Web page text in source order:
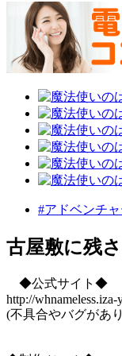
#アドベンチ
古屋敷に残
◆公式サイト◆
http://whnameless.iza-
(不具合やバグがあ